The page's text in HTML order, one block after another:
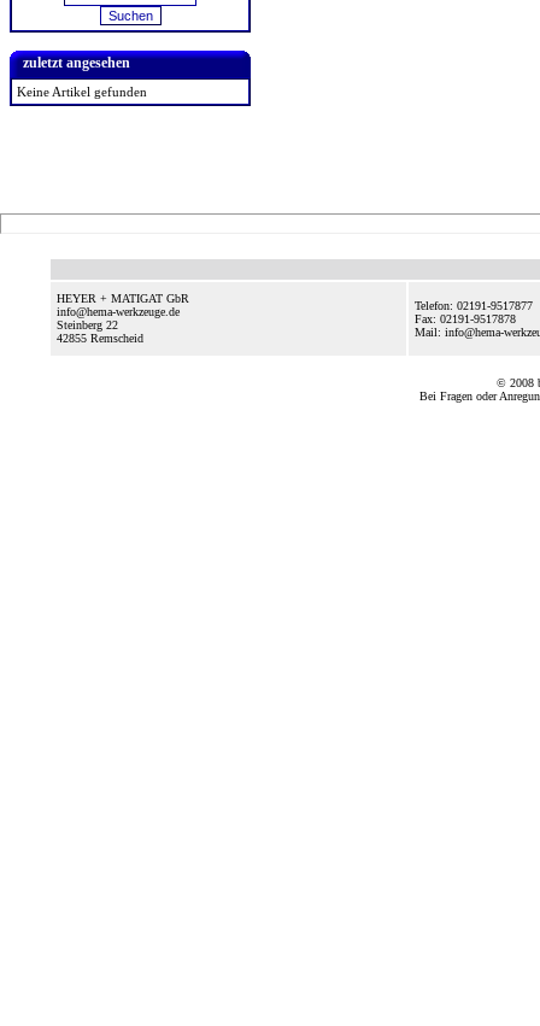
zuletzt angesehen
Keine Artikel gefunden
HEYER + MATIGAT GbR
info@hema-werkzeuge.de
Steinberg 22
42855 Remscheid
Telefon: 02191-9517877
Fax: 02191-9517878
Mail: info@hema-
© 2008
Bei Fragen oder